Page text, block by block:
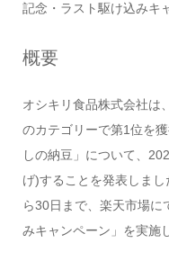
記念・ラスト駆け込みキ
概要
オシキリ食品株式会社は
のカテゴリーで第1位を
しの納豆」について、
げ)することを発表しま
ら30日まで、楽天市場に
みキャンペーン」を実施